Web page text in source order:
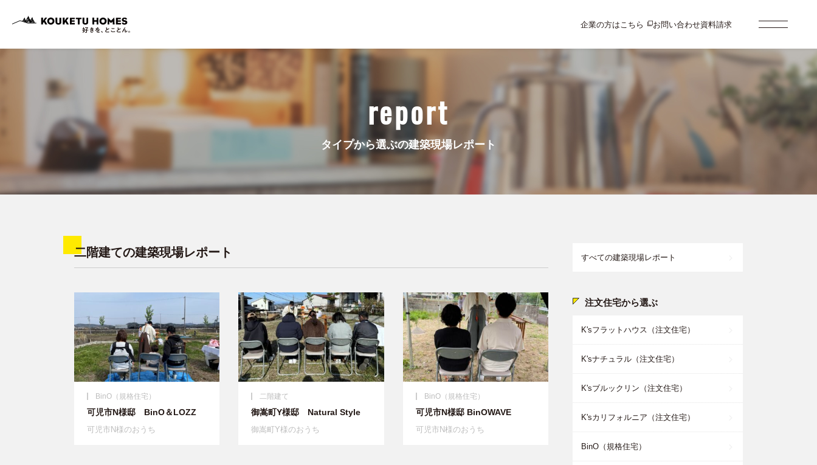
企業の方はこちら お問い合わせ資料請求
report
タイプから選ぶの建築現場レポート
二階建ての建築現場レポート
BinO（規格住宅）
可児市N様邸 BinO＆LOZZ
可児市N様のおうち
二階建て
御嵩町Y様邸 Natural Style
御嵩町Y様のおうち
BinO（規格住宅）
可児市N様邸 BinOWAVE
可児市N様のおうち
すべての建築現場レポート
注文住宅から選ぶ
K'sフラットハウス（注文住宅）
K'sナチュラル（注文住宅）
K'sブルックリン（注文住宅）
K'sカリフォルニア（注文住宅）
BinO（規格住宅）